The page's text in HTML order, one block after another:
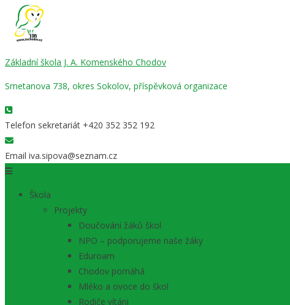
Základní škola J. A. Komenského Chodov
Smetanova 738, okres Sokolov, příspěvková organizace
Telefon sekretariát +420 352 352 192
Email iva.sipova@seznam.cz
Škola
Projekty
Doučování žáků škol
NPO – podporujeme naše žáky
Eduroam
Chodov pomáhá
Mléko a ovoce do škol
Rodiče vítáni